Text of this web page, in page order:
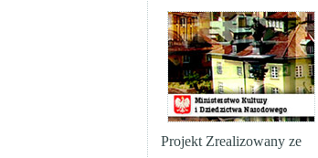
Projekt Zrealizowany ze